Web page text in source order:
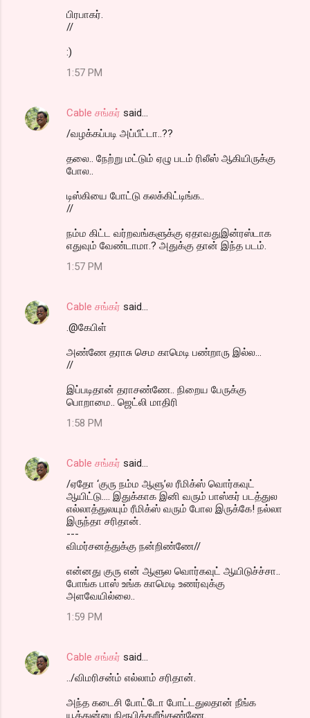
பிரபாகர்.
//
:)
1:57 PM
Cable சங்கர் said…
/வழக்கப்படி அப்பீட்டா..??
தலை.. நேற்று மட்டும் ஏழு படம் ரிலீஸ் ஆகியிருக்கு
போல..
டிஸ்கியை போட்டு கலக்கிட்டிங்க..
//
நம்ம கிட்ட வர்றவங்களுக்கு ஏதாவதுஇன்ரஸ்டாக
எதுவும் வேண்டாமா.? அதுக்கு தான் இந்த படம்.
1:57 PM
Cable சங்கர் said…
.@கேபிள்
அண்ணே தராசு செம காமெடி பண்றாரு இல்ல...
//
இப்படிதான் தராசண்ணே.. நிறைய பேருக்கு
பொறாமை.. ஜெட்லி மாதிரி
1:58 PM
Cable சங்கர் said…
/ஏதோ ‘குரு நம்ம ஆளு’ல ரீமிக்ஸ் வொர்கவுட்
ஆயிட்டு.... இதுக்காக இனி வரும் பாஸ்கர் படத்துல
எல்லாத்துலயும் ரீமிக்ஸ் வரும் போல இருக்கே! நல்லா
இருந்தா சரிதான்.
---
விமர்சனத்துக்கு நன்றிண்ணே//
என்னது குரு என் ஆளுல வொர்கவுட் ஆயிடுச்ச்சா..
போங்க பாஸ் உங்க காமெடி உணர்வுக்கு
அளவேயில்லை..
1:59 PM
Cable சங்கர் said…
../விமரிசன்ம் எல்லாம் சரிதான்.
அந்த கடைசி போட்டோ போட்டதுலதான் நீங்க
யூத்துன்னு நிரூபிக்கறீங்கண்ணே.